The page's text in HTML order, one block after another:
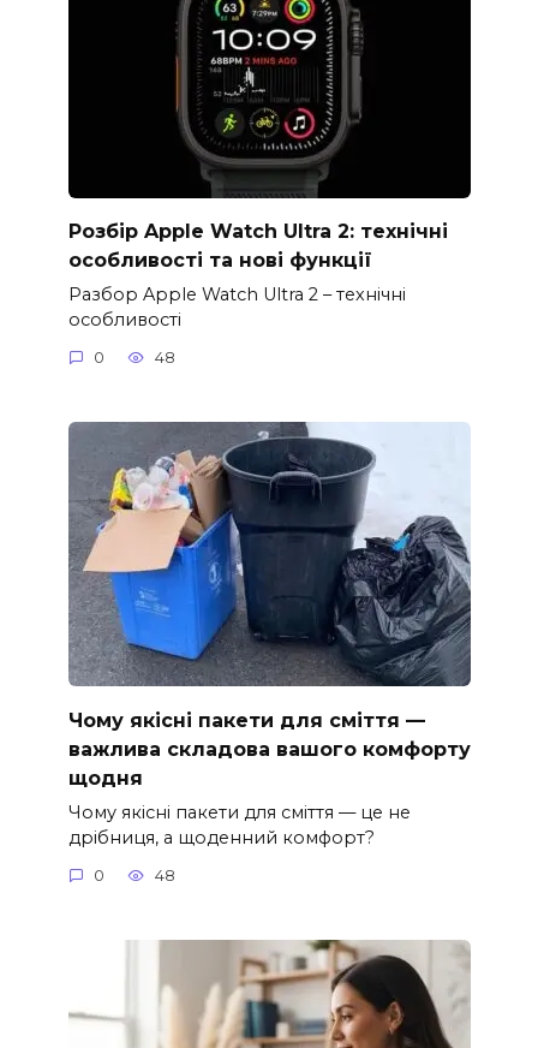
Розбір Apple Watch Ultra 2: технічні
особливості та нові функції
Разбор Apple Watch Ultra 2 – технічні
особливості
0 48
Чому якісні пакети для сміття —
важлива складова вашого комфорту
щодня
Чому якісні пакети для сміття — це не
дрібниця, а щоденний комфорт?
0 48